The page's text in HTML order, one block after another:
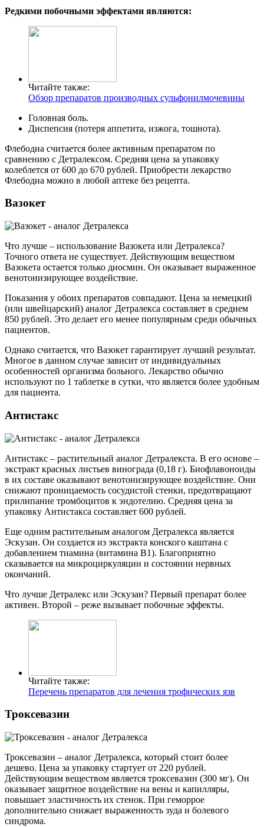
Редкими побочными эффектами являются:
Читайте также:
Обзор препаратов производных сульфонилмочевины
Головная боль.
Диспепсия (потеря аппетита, изжога, тошнота).
Флебодиа считается более активным препаратом по
сравнению с Детралексом. Средняя цена за упаковку
колеблется от 600 до 670 рублей. Приобрести лекарство
Флебодиа можно в любой аптеке без рецепта.
Вазокет
Что лучше – использование Вазокета или Детралекса?
Точного ответа не существует. Действующим веществом
Вазокета остается только диосмин. Он оказывает выраженное
венотонизирующее воздействие.
Показания у обоих препаратов совпадают. Цена за немецкий
(или швейцарский) аналог Детралекса составляет в среднем
850 рублей. Это делает его менее популярным среди обычных
пациентов.
Однако считается, что Вазокет гарантирует лучший результат.
Многое в данном случае зависит от индивидуальных
особенностей организма больного. Лекарство обычно
используют по 1 таблетке в сутки, что является более удобным
для пациента.
Антистакс
Антистакс – растительный аналог Детралекста. В его основе –
экстракт красных листьев винограда (0,18 г). Биофлавоноиды
в их составе оказывают венотонизирующее воздействие. Они
снижают проницаемость сосудистой стенки, предотвращают
прилипание тромбоцитов к эндотелию. Средняя цена за
упаковку Антистакса составляет 600 рублей.
Еще одним растительным аналогом Детралекса является
Эскузан. Он создается из экстракта конского каштана с
добавлением тиамина (витамина B1). Благоприятно
сказывается на микроциркуляции и состоянии нервных
окончаний.
Что лучше Детралекс или Эскузан? Первый препарат более
активен. Второй – реже вызывает побочные эффекты.
Читайте также:
Перечень препаратов для лечения трофических язв
Троксевазин
Троксевазин – аналог Детралекса, который стоит более
дешево. Цена за упаковку стартует от 220 рублей.
Действующим веществом является троксевазин (300 мг). Он
оказывает защитное воздействие на вены и капилляры,
повышает эластичность их стенок. При геморрое
дополнительно снижает выраженность зуда и болевого
синдрома.